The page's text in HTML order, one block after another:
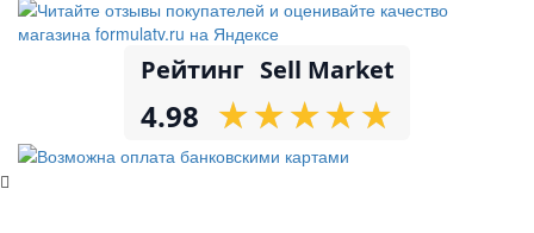
Рейтинг Sell Market
4.98 ★
★★
★★
★★
★★
★